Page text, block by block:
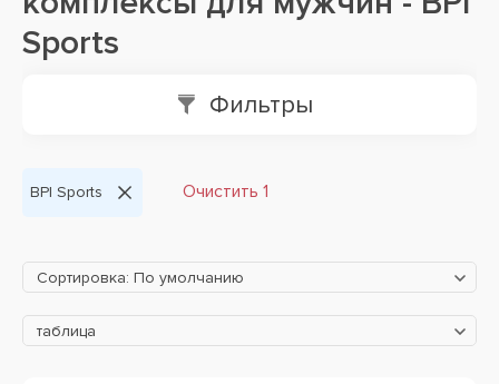
Sports
Фильтры
BPI Sports Очистить 1
Сортировка: По умолчанию
таблица